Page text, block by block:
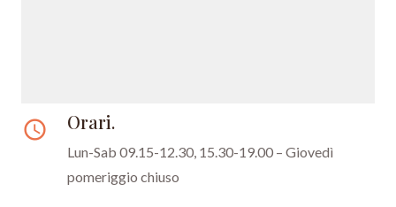
access_time Orari.
Lun-Sab 09.15-12.30, 15.30-19.00 – Giovedì
pomeriggio chiuso